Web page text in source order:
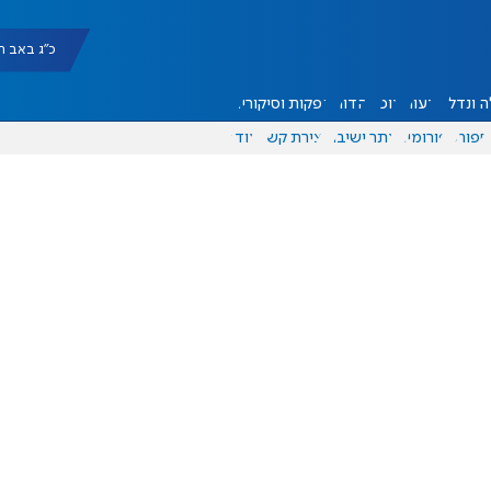
כ"ג באב תשפ"ו
ונדל"ן דעות אוכל יהדות הפקות וסיקורים
ספורט פורומים אתר ישיבה יצירת קשר עוד